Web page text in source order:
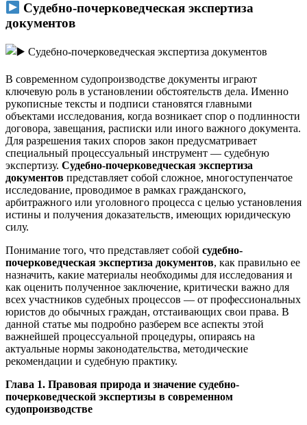
Судебно-почерковедческая экспертиза
документов
В современном судопроизводстве документы играют
ключевую роль в установлении обстоятельств дела. Именно
рукописные тексты и подписи становятся главными
объектами исследования, когда возникает спор о подлинности
договора, завещания, расписки или иного важного документа.
Для разрешения таких споров закон предусматривает
специальный процессуальный инструмент — судебную
экспертизу. Судебно-почерковедческая экспертиза
документов представляет собой сложное, многоступенчатое
исследование, проводимое в рамках гражданского,
арбитражного или уголовного процесса с целью установления
истины и получения доказательств, имеющих юридическую
силу.
Понимание того, что представляет собой судебно-
почерковедческая экспертиза документов, как правильно ее
назначить, какие материалы необходимы для исследования и
как оценить полученное заключение, критически важно для
всех участников судебных процессов — от профессиональных
юристов до обычных граждан, отстаивающих свои права. В
данной статье мы подробно разберем все аспекты этой
важнейшей процессуальной процедуры, опираясь на
актуальные нормы законодательства, методические
рекомендации и судебную практику.
Глава 1. Правовая природа и значение судебно-
почерковедческой экспертизы в современном
судопроизводстве